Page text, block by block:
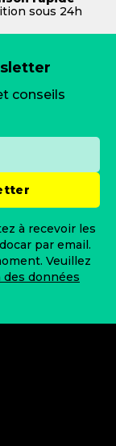
sous 24h
conseils
à recevoir les
par email.
Veuillez
données